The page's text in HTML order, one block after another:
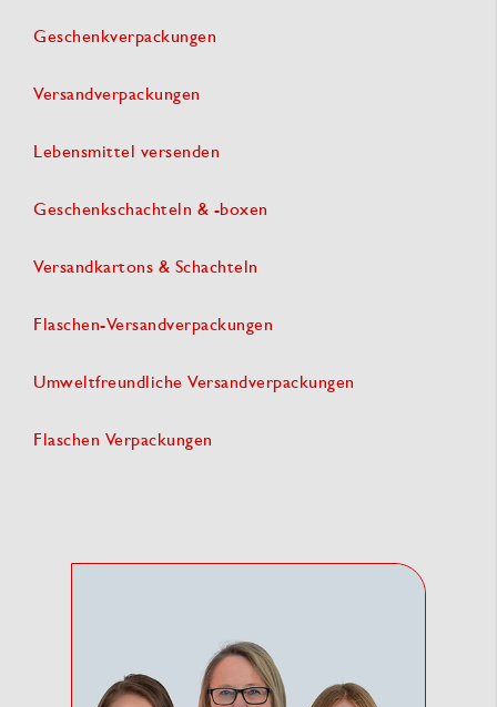
Geschenkverpackungen
Versandverpackungen
Lebensmittel versenden
Geschenkschachteln & -boxen
Versandkartons & Schachteln
Flaschen-Versandverpackungen
Umweltfreundliche Versandverpackungen
Flaschen Verpackungen